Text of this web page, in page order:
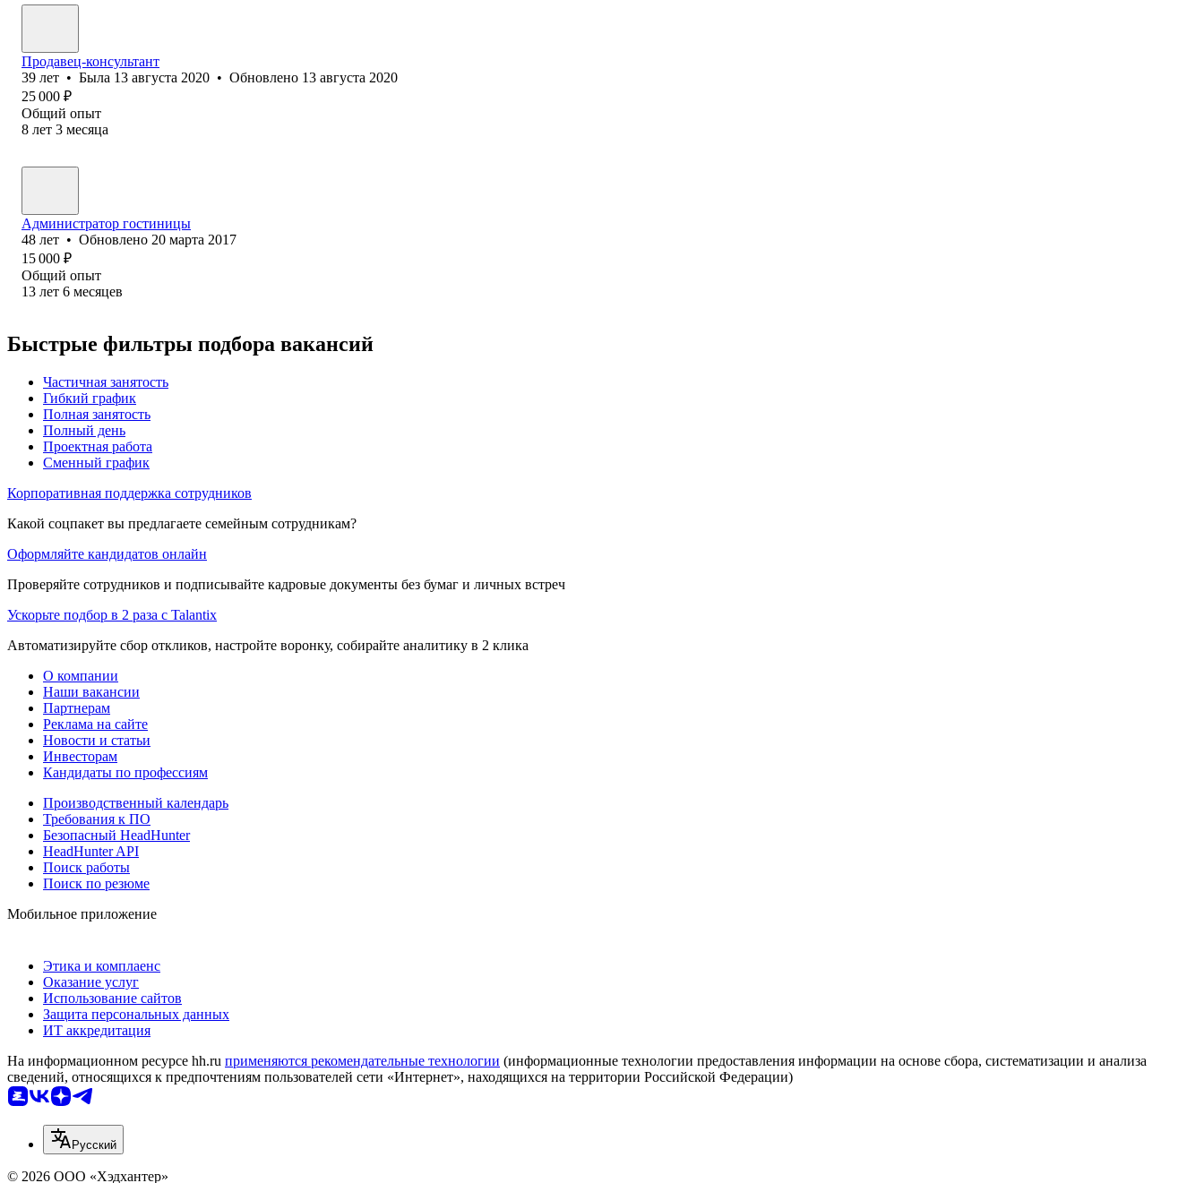
Продавец-консультант
39 лет • Была 13 августа 2020 • Обновлено 13 августа 2020
25 000 ₽
Общий опыт
8 лет 3 месяца
Администратор гостиницы
48 лет • Обновлено 20 марта 2017
15 000 ₽
Общий опыт
13 лет 6 месяцев
Быстрые фильтры подбора вакансий
Частичная занятость
Гибкий график
Полная занятость
Полный день
Проектная работа
Сменный график
Корпоративная поддержка сотрудников
Какой соцпакет вы предлагаете семейным сотрудникам?
Оформляйте кандидатов онлайн
Проверяйте сотрудников и подписывайте кадровые документы без бумаг и личных встреч
Ускорьте подбор в 2 раза с Talantix
Автоматизируйте сбор откликов, настройте воронку, собирайте аналитику в 2 клика
О компании
Наши вакансии
Партнерам
Реклама на сайте
Новости и статьи
Инвесторам
Кандидаты по профессиям
Производственный календарь
Требования к ПО
Безопасный HeadHunter
HeadHunter API
Поиск работы
Поиск по резюме
Мобильное приложение
Этика и комплаенс
Оказание услуг
Использование сайтов
Защита персональных данных
ИТ аккредитация
На информационном ресурсе hh.ru применяются рекомендательные технологии (информационные технологии предоставления информации на основе сбора, систематизации и анализа
сведений, относящихся к предпочтениям пользователей сети «Интернет», находящихся на территории Российской Федерации)
Русский
© 2026 ООО «Хэдхантер»